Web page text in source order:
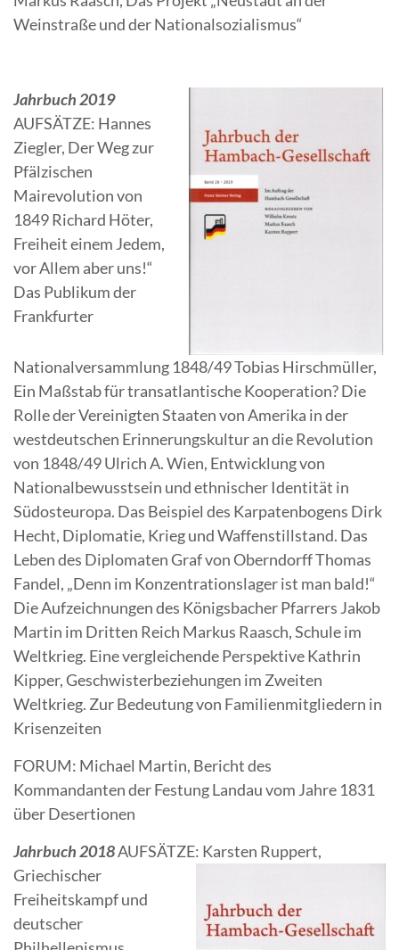
Weinstraße und der Nationalsozialismus“
Jahrbuch 2019
AUFSÄTZE: Hannes
Ziegler, Der Weg zur
Pfälzischen
Mairevolution von
1849 Richard Höter,
Freiheit einem Jedem,
vor Allem aber uns!“
Das Publikum der
Frankfurter
Nationalversammlung 1848/49 Tobias Hirschmüller,
Ein Maßstab für transatlantische Kooperation? Die
Rolle der Vereinigten Staaten von Amerika in der
westdeutschen Erinnerungskultur an die Revolution
von 1848/49 Ulrich A. Wien, Entwicklung von
Nationalbewusstsein und ethnischer Identität in
Südosteuropa. Das Beispiel des Karpatenbogens Dirk
Hecht, Diplomatie, Krieg und Waffenstillstand. Das
Leben des Diplomaten Graf von Oberndorff Thomas
Fandel, „Denn im Konzentrationslager ist man bald!“
Die Aufzeichnungen des Königsbacher Pfarrers Jakob
Martin im Dritten Reich Markus Raasch, Schule im
Weltkrieg. Eine vergleichende Perspektive Kathrin
Kipper, Geschwisterbeziehungen im Zweiten
Weltkrieg. Zur Bedeutung von Familienmitgliedern in
Krisenzeiten
FORUM: Michael Martin, Bericht des
Kommandanten der Festung Landau vom Jahre 1831
über Desertionen
Jahrbuch 2018AUFSÄTZE: Karsten Ruppert,
Griechischer
Freiheitskampf und
deutscher